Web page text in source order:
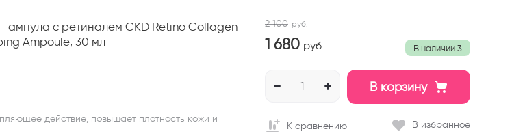
ампула с ретиналем CKD Retino Collagen
Ampoule, 30 мл
действие, повышает плотность кожи и
В наличии 3
2 100 руб.
1 680 руб.
В корзину
К сравнению В избранное